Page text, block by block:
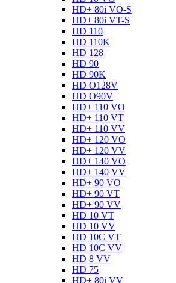
HD+ 80i VO-S
HD+ 80i VT-S
HD 110
HD 110K
HD 128
HD 90
HD 90K
HD O128V
HD O90V
HD+ 110 VO
HD+ 110 VT
HD+ 110 VV
HD+ 120 VO
HD+ 120 VV
HD+ 140 VO
HD+ 140 VV
HD+ 90 VO
HD+ 90 VT
HD+ 90 VV
HD 10 VT
HD 10 VV
HD 10C VT
HD 10C VV
HD 8 VV
HD 75
HD+ 80i VV